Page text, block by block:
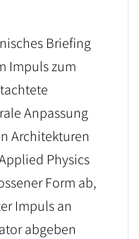
Briefing
Impuls zum
Anpassung
Architekturen
Physics
Form ab,
Impuls an
abgeben